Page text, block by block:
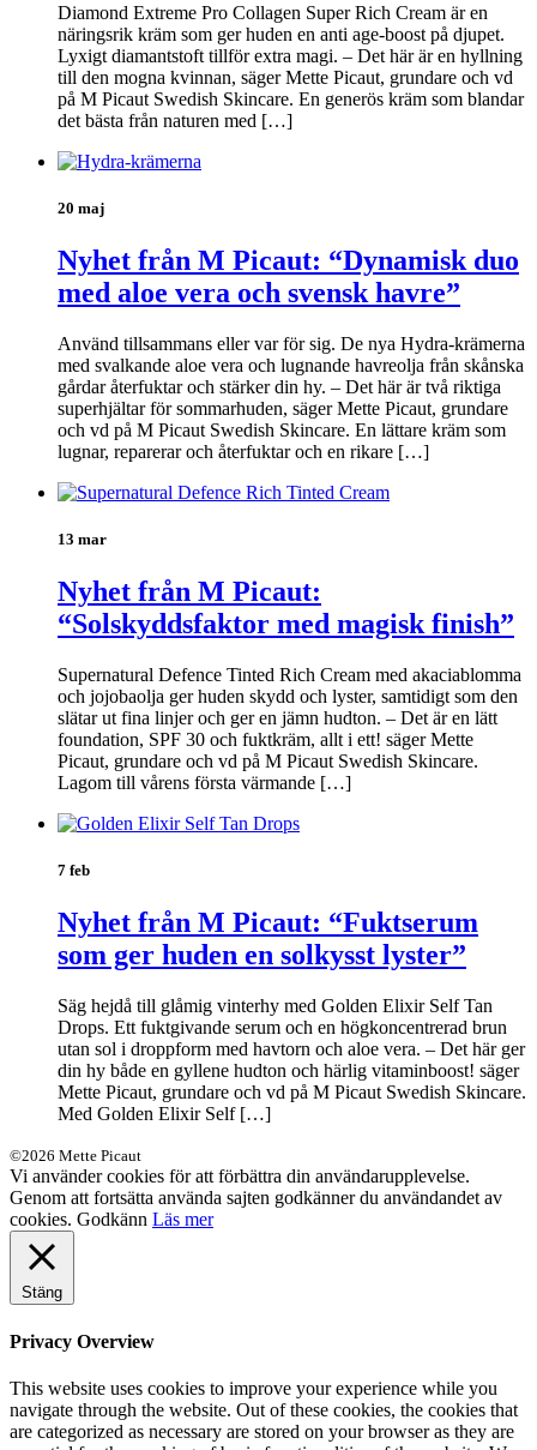
Diamond Extreme Pro Collagen Super Rich Cream är en
näringsrik kräm som ger huden en anti age-boost på djupet.
Lyxigt diamantstoft tillför extra magi. – Det här är en hyllning
till den mogna kvinnan, säger Mette Picaut, grundare och vd
på M Picaut Swedish Skincare. En generös kräm som blandar
det bästa från naturen med […]
20 maj
Nyhet från M Picaut: “Dynamisk duo
med aloe vera och svensk havre”
Använd tillsammans eller var för sig. De nya Hydra-krämerna
med svalkande aloe vera och lugnande havreolja från skånska
gårdar återfuktar och stärker din hy. – Det här är två riktiga
superhjältar för sommarhuden, säger Mette Picaut, grundare
och vd på M Picaut Swedish Skincare. En lättare kräm som
lugnar, reparerar och återfuktar och en rikare […]
13 mar
Nyhet från M Picaut:
“Solskyddsfaktor med magisk finish”
Supernatural Defence Tinted Rich Cream med akaciablomma
och jojobaolja ger huden skydd och lyster, samtidigt som den
slätar ut fina linjer och ger en jämn hudton. – Det är en lätt
foundation, SPF 30 och fuktkräm, allt i ett! säger Mette
Picaut, grundare och vd på M Picaut Swedish Skincare.
Lagom till vårens första värmande […]
7 feb
Nyhet från M Picaut: “Fuktserum
som ger huden en solkysst lyster”
Säg hejdå till glåmig vinterhy med Golden Elixir Self Tan
Drops. Ett fuktgivande serum och en högkoncentrerad brun
utan sol i droppform med havtorn och aloe vera. – Det här ger
din hy både en gyllene hudton och härlig vitaminboost! säger
Mette Picaut, grundare och vd på M Picaut Swedish Skincare.
Med Golden Elixir Self […]
©2026 Mette Picaut
Vi använder cookies för att förbättra din användarupplevelse.
Genom att fortsätta använda sajten godkänner du användandet av
cookies. Godkänn Läs mer
Stäng
Privacy Overview
This website uses cookies to improve your experience while you
navigate through the website. Out of these cookies, the cookies that
are categorized as necessary are stored on your browser as they are